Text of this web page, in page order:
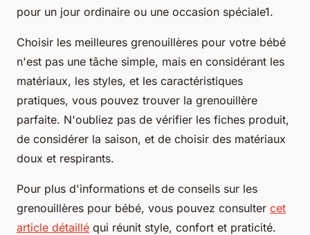
pour un jour ordinaire ou une occasion spéciale1.
Choisir les meilleures grenouillères pour votre bébé
n'est pas une tâche simple, mais en considérant les
matériaux, les styles, et les caractéristiques
pratiques, vous pouvez trouver la grenouillère
parfaite. N'oubliez pas de vérifier les fiches produit,
de considérer la saison, et de choisir des matériaux
doux et respirants.
Pour plus d'informations et de conseils sur les
grenouillères pour bébé, vous pouvez consulter cet
article détaillé qui réunit style, confort et praticité.